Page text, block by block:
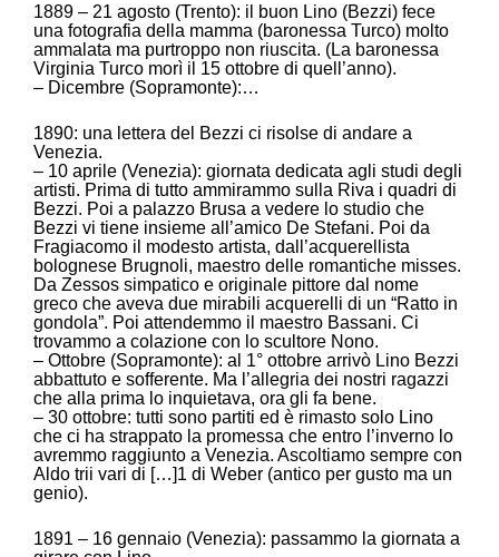
1889 – 21 agosto (Trento): il buon Lino (Bezzi) fece
una fotografia della mamma (baronessa Turco) molto
ammalata ma purtroppo non riuscita. (La baronessa
Virginia Turco morì il 15 ottobre di quell’anno).
– Dicembre (Sopramonte):…
1890: una lettera del Bezzi ci risolse di andare a
Venezia.
– 10 aprile (Venezia): giornata dedicata agli studi degli
artisti. Prima di tutto ammirammo sulla Riva i quadri di
Bezzi. Poi a palazzo Brusa a vedere lo studio che
Bezzi vi tiene insieme all’amico De Stefani. Poi da
Fragiacomo il modesto artista, dall’acquerellista
bolognese Brugnoli, maestro delle romantiche misses.
Da Zessos simpatico e originale pittore dal nome
greco che aveva due mirabili acquerelli di un “Ratto in
gondola”. Poi attendemmo il maestro Bassani. Ci
trovammo a colazione con lo scultore Nono.
– Ottobre (Sopramonte): al 1° ottobre arrivò Lino Bezzi
abbattuto e sofferente. Ma l’allegria dei nostri ragazzi
che alla prima lo inquietava, ora gli fa bene.
– 30 ottobre: tutti sono partiti ed è rimasto solo Lino
che ci ha strappato la promessa che entro l’inverno lo
avremmo raggiunto a Venezia. Ascoltiamo sempre con
Aldo trii vari di […]1 di Weber (antico per gusto ma un
genio).
1891 – 16 gennaio (Venezia): passammo la giornata a